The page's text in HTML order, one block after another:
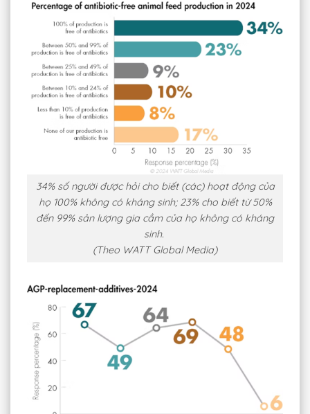
34% số người được hỏi cho biết (các) hoạt động của
họ 100% không có kháng sinh; 23% cho biết từ 50%
đến 99% sản lượng gia cầm của họ không có kháng
sinh.
(Theo WATT Global Media)